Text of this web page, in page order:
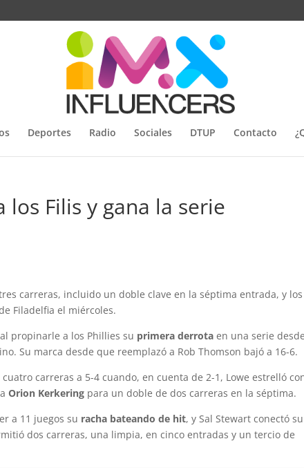
Deportes Radio Sociales DTUP Contacto
los Filis y gana la serie
carreras, incluido un doble clave en la séptima entrada, y los
Filadelfia el miércoles.
propinarle a los Phillies su primera derrota en una serie
Su marca desde que reemplazó a Rob Thomson bajó a 16-6.
carreras a 5-4 cuando, en cuenta de 2-1, Lowe estrelló
Orion Kerkering para un doble de dos carreras en la séptima.
a 11 juegos su racha bateando de hit, y Sal Stewart conectó su
dos carreras, una limpia, en cinco entradas y un tercio de